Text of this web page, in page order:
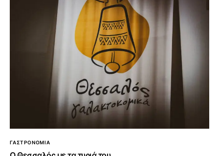
ΓΑΣΤΡΟΝΟΜΙΑ